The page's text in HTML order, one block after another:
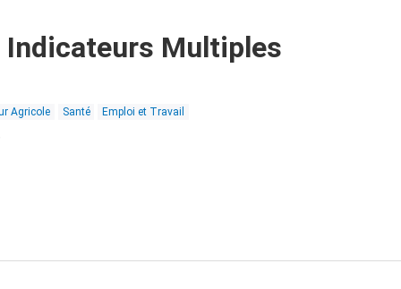
Indicateurs Multiples
Agricole Santé Emploi et Travail